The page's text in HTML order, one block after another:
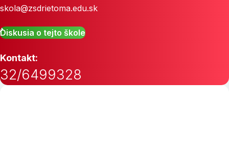
skola@zsdrietoma.edu.sk
Diskusia o tejto škole
Kontakt:
32/6499328